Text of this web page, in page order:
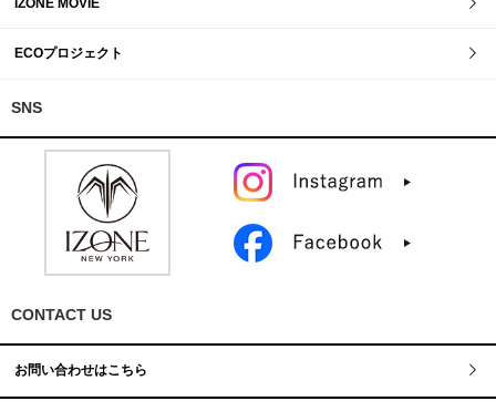
ECOプロジェクト
SNS
CONTACT US
お問い合わせはこちら